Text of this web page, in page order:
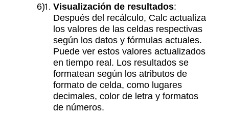
Visualización de resultados:
Después del recálculo, Calc actualiza
los valores de las celdas respectivas
según los datos y fórmulas actuales.
Puede ver estos valores actualizados
en tiempo real. Los resultados se
formatean según los atributos de
formato de celda, como lugares
decimales, color de letra y formatos
de números.